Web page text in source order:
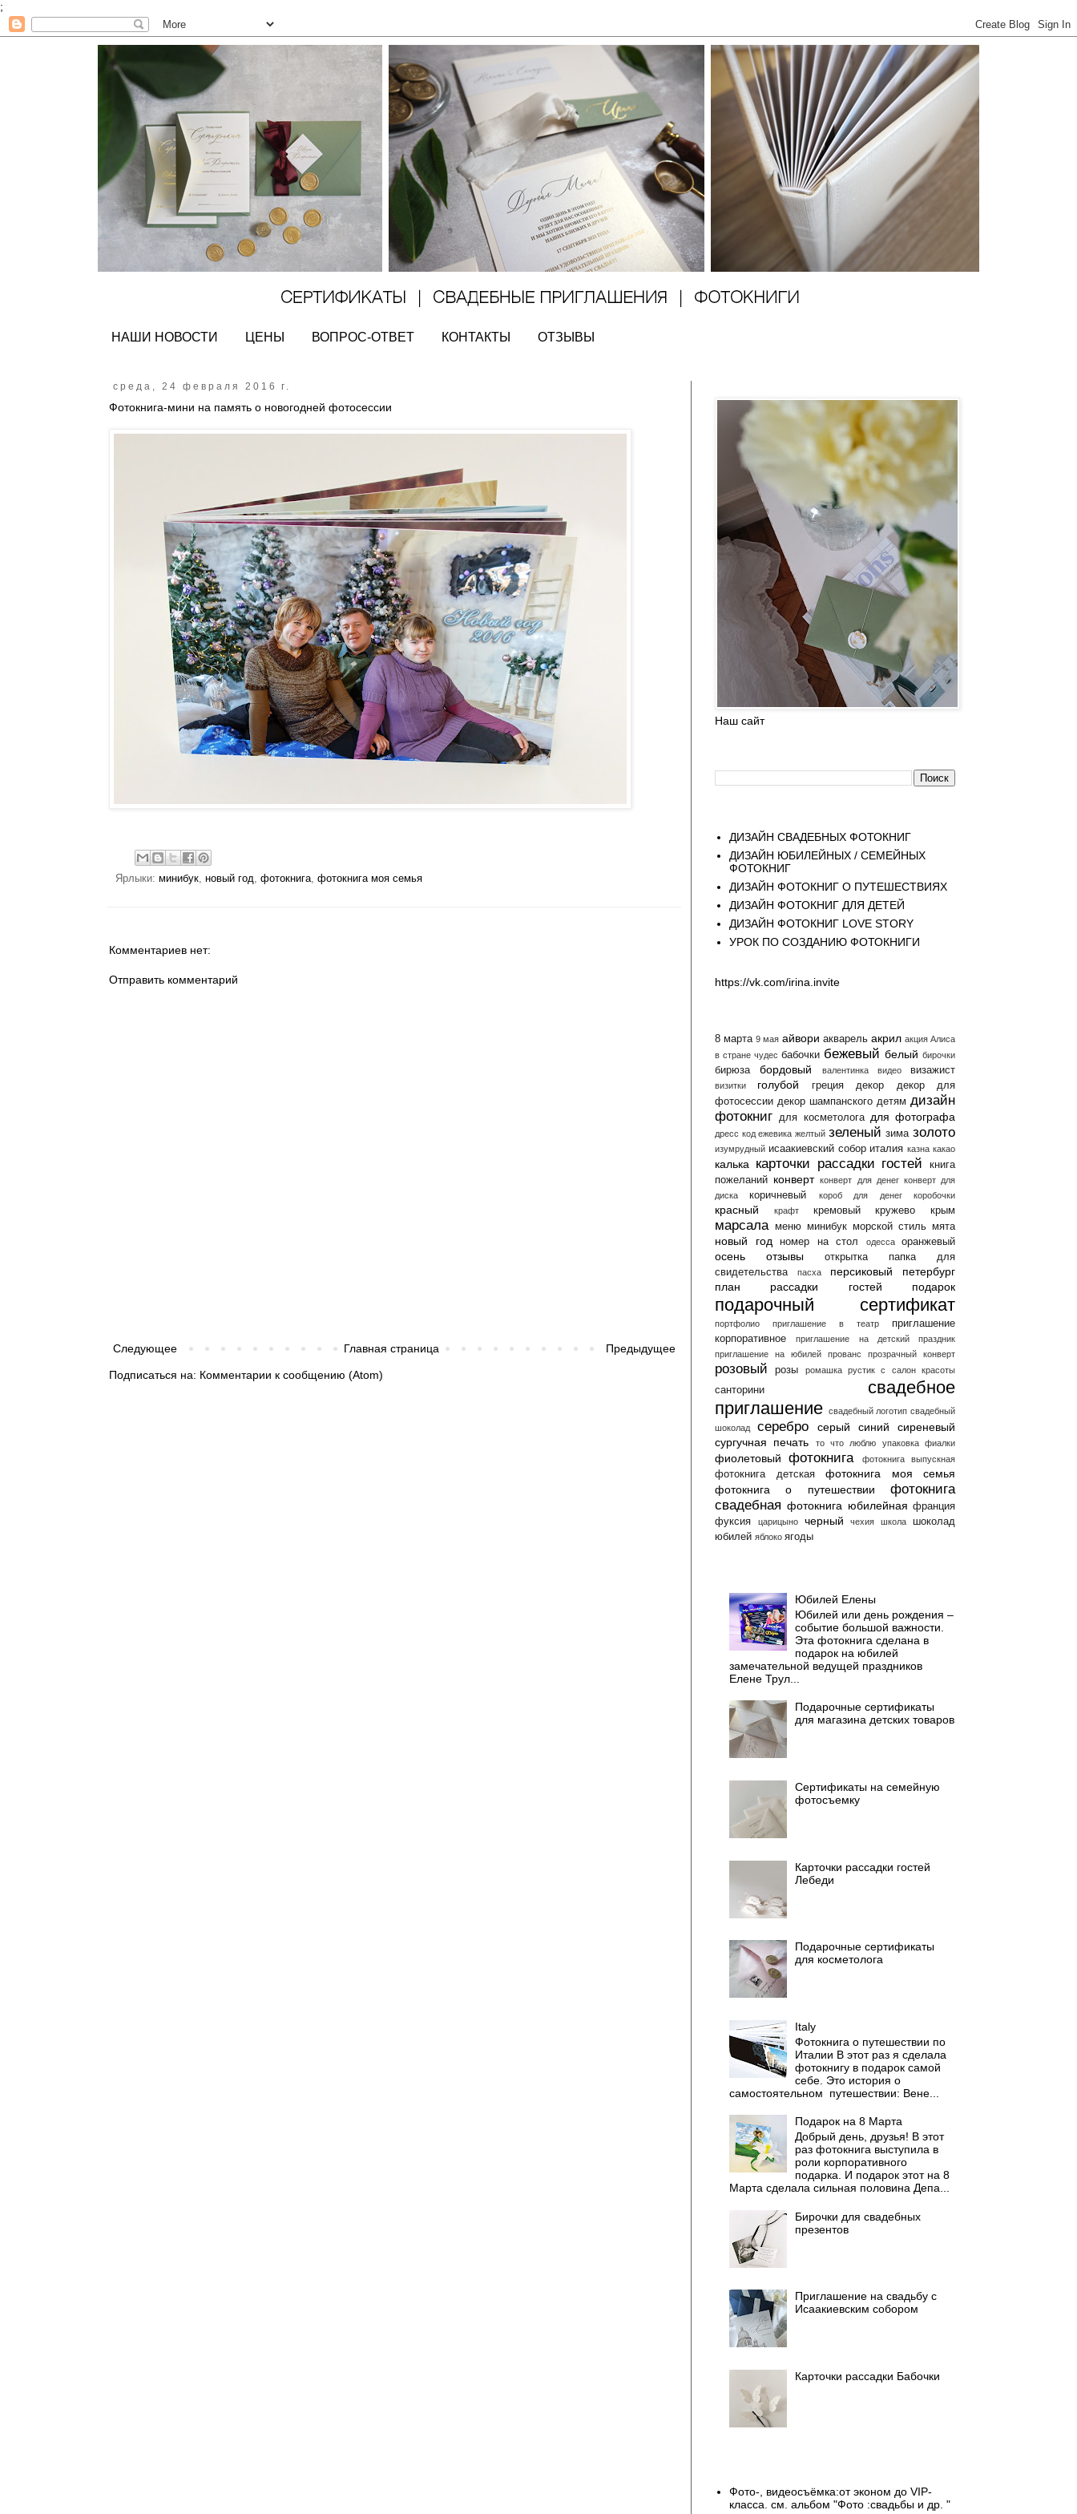
;
НАШИ НОВОСТИ ЦЕНЫ ВОПРОС-ОТВЕТ КОНТАКТЫ ОТЗЫВЫ
среда, 24 февраля 2016 г.
Фотокнига-мини на память о новогодней фотосессии
Ярлыки: минибук, новый год, фотокнига, фотокнига моя семья
Комментариев нет:
Отправить комментарий
Следующее Предыдущее
Главная страница
Подписаться на: Комментарии к сообщению (Atom)
Наш сайт
ДИЗАЙН СВАДЕБНЫХ ФОТОКНИГ
ДИЗАЙН ЮБИЛЕЙНЫХ / СЕМЕЙНЫХ
ФОТОКНИГ
ДИЗАЙН ФОТОКНИГ О ПУТЕШЕСТВИЯХ
ДИЗАЙН ФОТОКНИГ ДЛЯ ДЕТЕЙ
ДИЗАЙН ФОТОКНИГ LOVE STORY
УРОК ПО СОЗДАНИЮ ФОТОКНИГИ
https://vk.com/irina.invite
8 марта 9 мая айвори акварель акрил акция Алиса
в стране чудес бабочки бежевый белый бирочки
бирюза бордовый валентинка видео визажист
визитки голубой греция декор
декор для
фотосессии декор шампанского детям дизайн
фотокниг для косметолога для фотографа
дресс код ежевика желтый зеленый зима золото
изумрудный исаакиевский собор италия казна какао
калька карточки рассадки гостей
книга
пожеланий конверт конверт для денег конверт для
диска
коричневый короб для денег коробочки
красный крафт кремовый кружево крым
марсала меню минибук морской стиль мята
новый год номер на стол одесса оранжевый
осень отзывы открытка
папка для
свидетельства
пасха персиковый
петербург
план рассадки гостей
подарок
подарочный сертификат
портфолио приглашение в театр
приглашение
корпоративное
приглашение на детский праздник
приглашение на юбилей
прованс прозрачный конверт
розовый розы ромашка рустик с салон красоты
санторини
свадебное
приглашение свадебный логотип свадебный
шоколад
серебро серый синий
сиреневый
сургучная печать
то что люблю упаковка фиалки
фиолетовый фотокнига фотокнига выпускная
фотокнига детская
фотокнига моя семья
фотокнига о путешествии
фотокнига
свадебная фотокнига юбилейная франция
фуксия
царицыно черный чехия школа
шоколад
юбилей яблоко ягоды
Юбилей Елены
Юбилей или день рождения –
событие большой важности.
Эта фотокнига сделана в
подарок на юбилей
замечательной ведущей праздников
Елене Трул...
Подарочные сертификаты
для магазина детских товаров
Сертификаты на семейную
фотосъемку
Карточки рассадки гостей
Лебеди
Подарочные сертификаты
для косметолога
Italy
Фотокнига о путешествии по
Италии В этот раз я сделала
фотокнигу в подарок самой
себе. Это история о
самостоятельном путешествии: Вене...
Подарок на 8 Марта
Добрый день, друзья! В этот
раз фотокнига выступила в
роли корпоративного
подарка. И подарок этот на 8
Марта сделала сильная половина Депа...
Бирочки для свадебных
презентов
Приглашение на свадьбу с
Исаакиевским собором
Карточки рассадки Бабочки
Фото-, видеосъёмка:от эконом до VIP-
класса. см. альбом "Фото :свадьбы и др. "